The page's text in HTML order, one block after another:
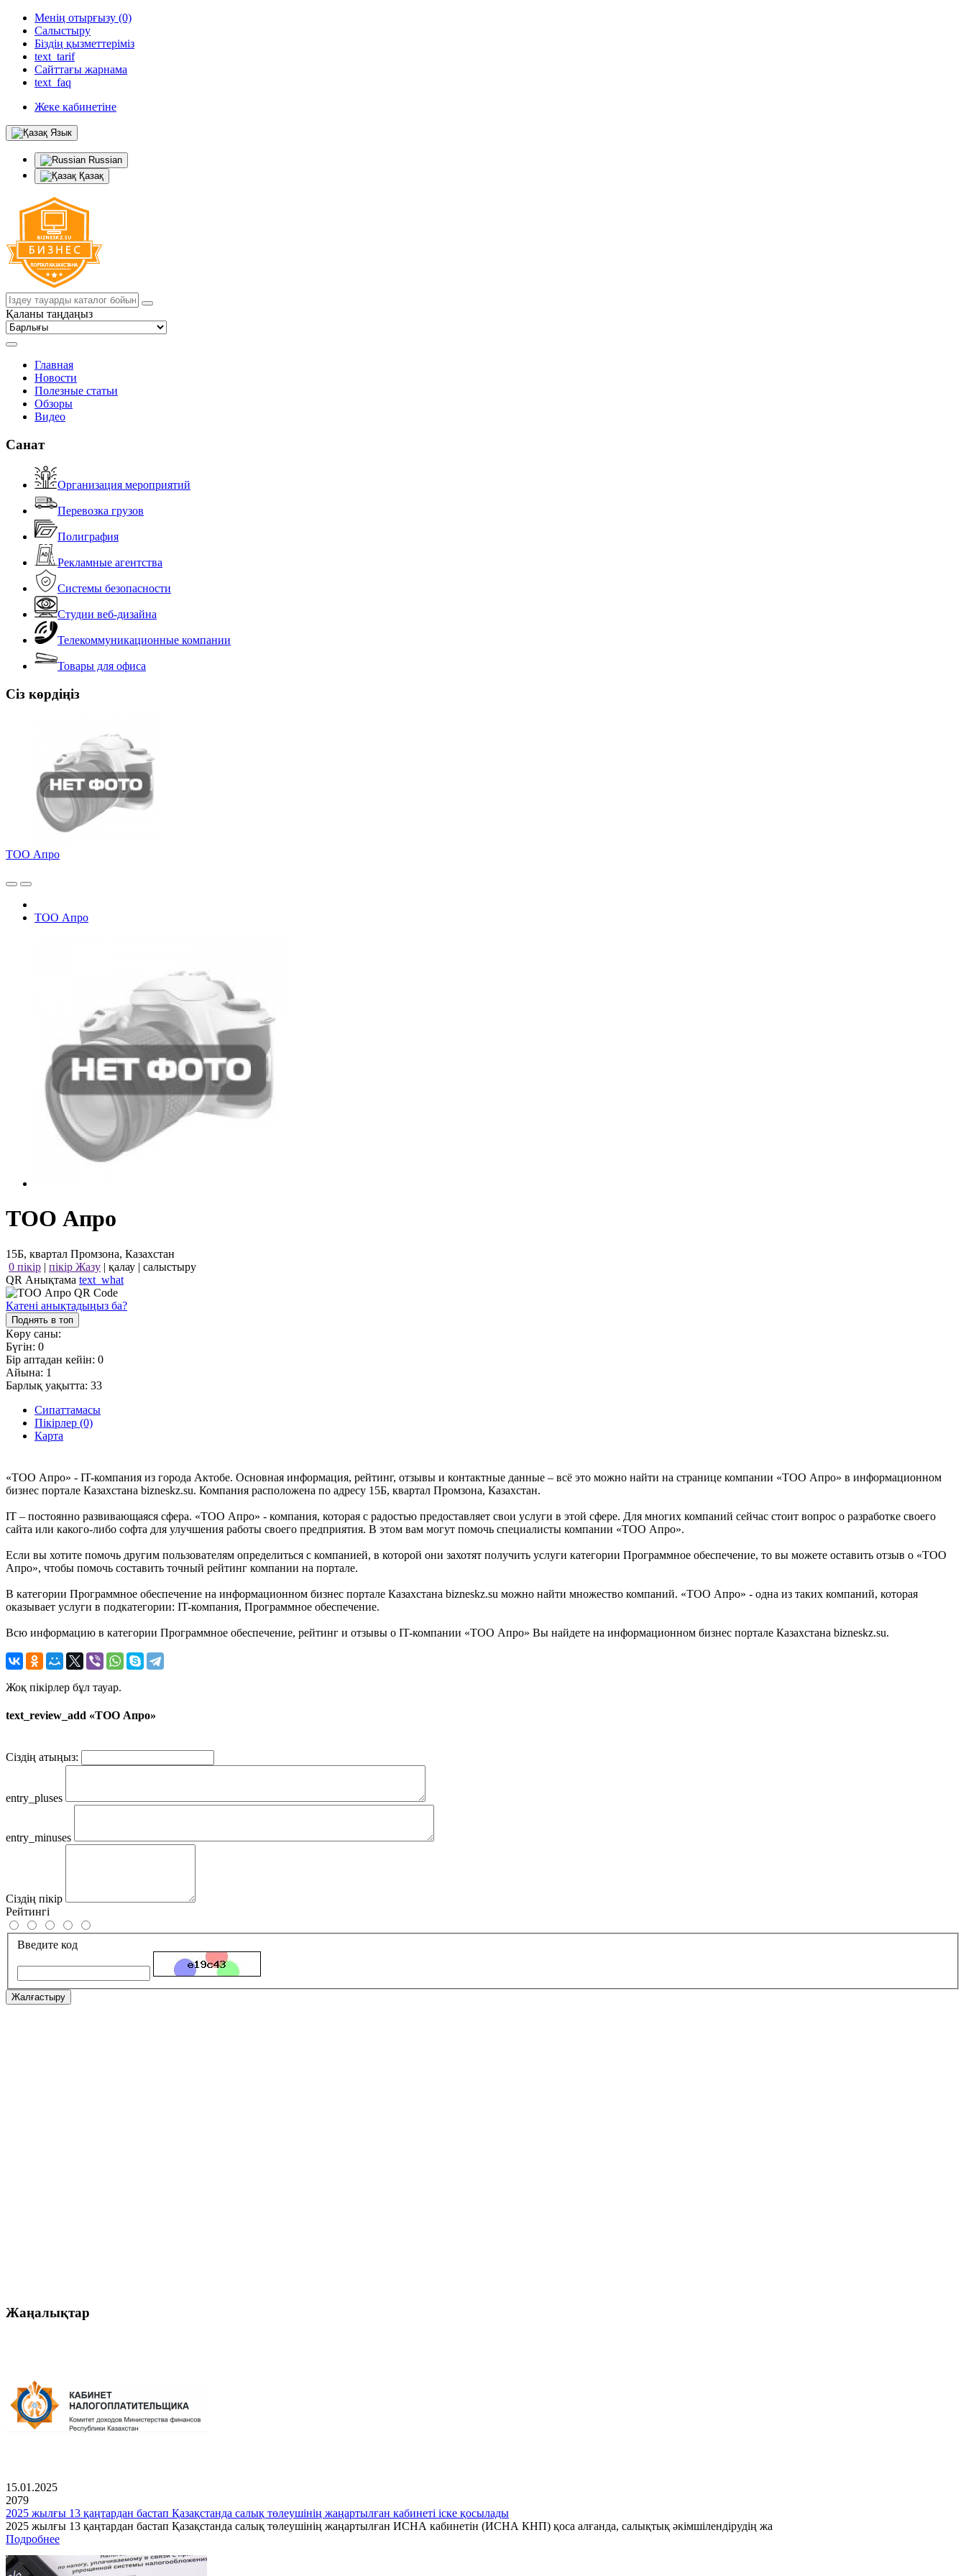
Менің отырғызу (0)
Салыстыру
Біздің қызметтеріміз
text_tarif
Сайттағы жарнама
text_faq
Жеке кабинетіне
Язык
Russian
Қазақ
Қаланы таңдаңыз
Главная
Новости
Полезные статьи
Обзоры
Видео
Санат
Организация мероприятий
Перевозка грузов
Полиграфия
Рекламные агентства
Системы безопасности
Студии веб-дизайна
Телекоммуникационные компании
Товары для офиса
Сіз көрдіңіз
ТОО Апро
ТОО Апро
ТОО Апро
15Б, квартал Промзона, Казахстан
0 пікір | пікір Жазу | қалау | салыстыру
QR Анықтама text_what
Қатені анықтадыңыз ба?
Поднять в топ
Көру саны:
Бүгін: 0
Бір аптадан кейін: 0
Айына: 1
Барлық уақытта: 33
Сипаттамасы
Пікірлер (0)
Карта
«ТОО Апро» - IT-компания из города Актобе. Основная информация, рейтинг, отзывы и контактные данные – всё это можно найти на странице компании «ТОО Апро» в информационном
бизнес портале Казахстана bizneskz.su. Компания расположена по адресу 15Б, квартал Промзона, Казахстан.
IT – постоянно развивающаяся сфера. «ТОО Апро» - компания, которая с радостью предоставляет свои услуги в этой сфере. Для многих компаний сейчас стоит вопрос о разработке своего
сайта или какого-либо софта для улучшения работы своего предприятия. В этом вам могут помочь специалисты компании «ТОО Апро».
Если вы хотите помочь другим пользователям определиться с компанией, в которой они захотят получить услуги категории Программное обеспечение, то вы можете оставить отзыв о «ТОО
Апро», чтобы помочь составить точный рейтинг компании на портале.
В категории Программное обеспечение на информационном бизнес портале Казахстана bizneskz.su можно найти множество компаний. «ТОО Апро» - одна из таких компаний, которая
оказывает услуги в подкатегории: IT-компания, Программное обеспечение.
Всю информацию в категории Программное обеспечение, рейтинг и отзывы о IT-компании «ТОО Апро» Вы найдете на информационном бизнес портале Казахстана bizneskz.su.
Жоқ пікірлер бұл тауар.
text_review_add «ТОО Апро»
Сіздің атыңыз:
entry_pluses
entry_minuses
Сіздің пікір
Рейтингі
Введите код
Жалғастыру
Жаңалықтар
15.01.2025
2079
2025 жылғы 13 қаңтардан бастап Қазақстанда салық төлеушінің жаңартылған кабинеті іске қосылады
2025 жылғы 13 қаңтардан бастап Қазақстанда салық төлеушінің жаңартылған ИСНА кабинетін (ИСНА КНП) қоса алғанда, салықтық әкімшілендірудің жа
Подробнее